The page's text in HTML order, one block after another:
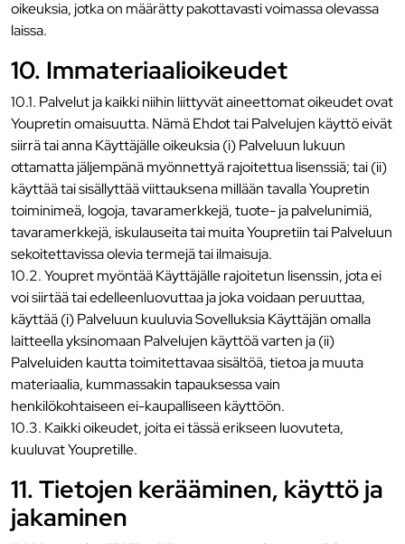
oikeuksia, jotka on määrätty pakottavasti voimassa olevassa
laissa.
10. Immateriaalioikeudet
10.1. Palvelut ja kaikki niihin liittyvät aineettomat oikeudet ovat
Youpretin omaisuutta. Nämä Ehdot tai Palvelujen käyttö eivät
siirrä tai anna Käyttäjälle oikeuksia (i) Palveluun lukuun
ottamatta jäljempänä myönnettyä rajoitettua lisenssiä; tai (ii)
käyttää tai sisällyttää viittauksena millään tavalla Youpretin
toiminimeä, logoja, tavaramerkkejä, tuote- ja palvelunimiä,
tavaramerkkejä, iskulauseita tai muita Youpretiin tai Palveluun
sekoitettavissa olevia termejä tai ilmaisuja.
10.2. Youpret myöntää Käyttäjälle rajoitetun lisenssin, jota ei
voi siirtää tai edelleenluovuttaa ja joka voidaan peruuttaa,
käyttää (i) Palveluun kuuluvia Sovelluksia Käyttäjän omalla
laitteella yksinomaan Palvelujen käyttöä varten ja (ii)
Palveluiden kautta toimitettavaa sisältöä, tietoa ja muuta
materiaalia, kummassakin tapauksessa vain
henkilökohtaiseen ei-kaupalliseen käyttöön.
10.3. Kaikki oikeudet, joita ei tässä erikseen luovuteta,
kuuluvat Youpretille.
11. Tietojen kerääminen, käyttö ja
jakaminen